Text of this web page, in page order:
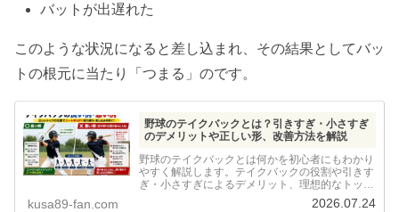
バットが出遅れた
このような状況になると差し込まれ、その結果としてバッ
トの根元に当たり「つまる」のです。
野球のテイクバックとは？引きすぎ・小さすぎ
のデメリットや正しい形、改善方法を解説
野球のテイクバックとは何かを初心者にもわかり
やすく解説します。テイクバックの役割や引きす
ぎ・小さすぎによるデメリット、理想的なトップ
の位置、改善方法や練習のコツまで、草野球経験
kusa89-fan.com 2026.07.24